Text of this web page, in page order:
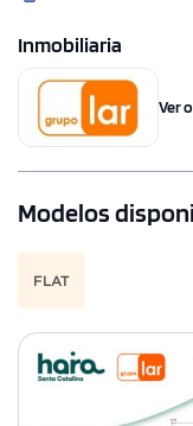
Inmobiliaria
Ver
Modelos
FLAT